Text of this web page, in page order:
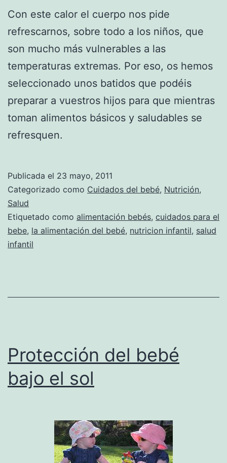
Con este calor el cuerpo nos pide
refrescarnos, sobre todo a los niños, que
son mucho más vulnerables a las
temperaturas extremas. Por eso, os hemos
seleccionado unos batidos que podéis
preparar a vuestros hijos para que mientras
toman alimentos básicos y saludables se
refresquen.
Publicada el 23 mayo, 2011
Categorizado como Cuidados del bebé, Nutrición,
Salud
Etiquetado como alimentación bebés, cuidados para el
bebe, la alimentación del bebé, nutricion infantil, salud
infantil
Protección del bebé
bajo el sol